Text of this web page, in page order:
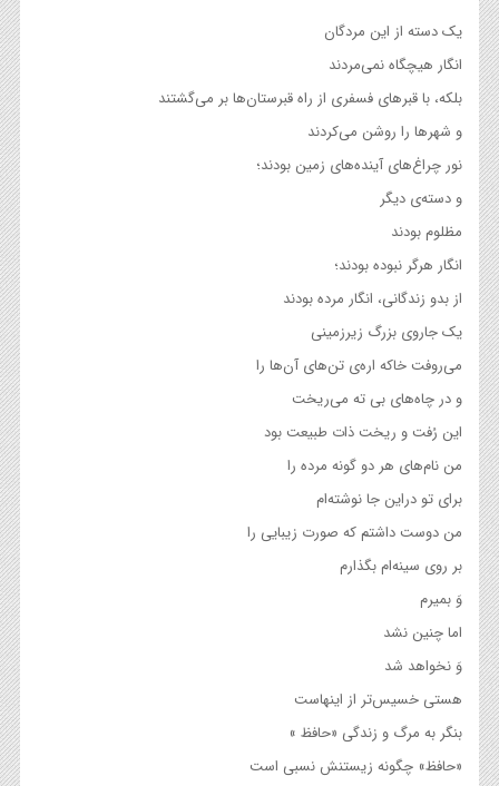
یک دسته از این مردگان
انگار هیچگاه نمی‌مردند
بلکه، با قبرهای فسفری از راه قبرستان‌ها بر می‌گشتند
و شهرها را روشن می‌کردند
نور چراغ‌های آینده‌های زمین بودند؛
و دسته‌ی دیگر
مظلوم بودند
انگار هرگر نبوده بودند؛
از بدو زندگانی، انگار مرده بودند
یک جاروی بزرگ زیرزمینی
می‌روفت خاکه اره‌ی تن‌های آن‌ها را
و در چاه‌های بی ته می‌ریخت
این رُفت و ریخت ذات طبیعت بود
من نام‌های هر دو گونه مرده را
برای تو دراین جا نوشته‌ام
من دوست داشتم که صورت زیبایی را
بر روی سینه‌ام بگذارم
وَ بمیرم
اما چنین نشد
وَ نخواهد شد
هستی خسیس‌تر از اینهاست
بنگر به مرگ و زندگی «حافظ »
«حافظ» چگونه زیستنش نسبی است